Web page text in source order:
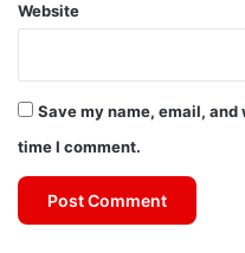
Website
Save my name, email,
time I comment.